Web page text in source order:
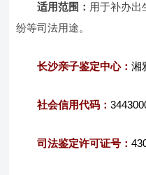
适用范围： 用于补办出
纷等司法用途。
长沙亲子鉴定中心：湘
社会信用代码：
司法鉴定许可证号：